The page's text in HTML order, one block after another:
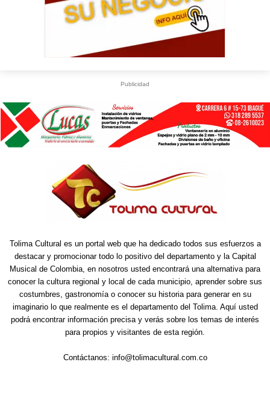
Publicidad
Tolima Cultural es un portal web que ha dedicado todos sus esfuerzos a
destacar y promocionar todo lo positivo del departamento y la Capital
Musical de Colombia, en nosotros usted encontrará una alternativa para
conocer la cultura regional y local de cada municipio, aprender sobre sus
costumbres, gastronomía o conocer su historia para generar en su
imaginario lo que realmente es el departamento del Tolima. Aquí usted
podrá encontrar información precisa y verás sobre los temas de interés
para propios y visitantes de esta región.
Contáctanos: info@tolimacultural.com.co